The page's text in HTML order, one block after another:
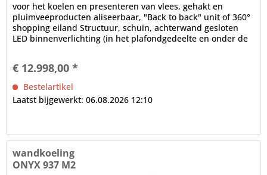
voor het koelen en presenteren van vlees, gehakt en
pluimveeproducten aliseerbaar, "Back to back" unit of 360°
shopping eiland Structuur, schuin, achterwand gesloten
LED binnenverlichting (in het plafondgedeelte en onder de
€ 12.998,00 *
Bestelartikel
Laatst bijgewerkt: 06.08.2026 12:10
wandkoeling
ONYX 937 M2